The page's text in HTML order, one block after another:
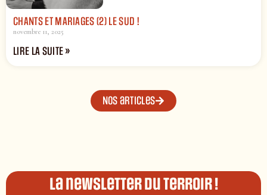
CHANTS ET MARIAGES (2) LE SUD !
novembre 11, 2025
LIRE LA SUITE »
Nos articles
La newsletter du terroir !